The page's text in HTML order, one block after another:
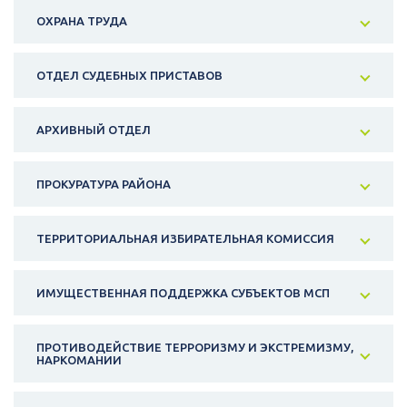
ОХРАНА ТРУДА
ОТДЕЛ СУДЕБНЫХ ПРИСТАВОВ
АРХИВНЫЙ ОТДЕЛ
ПРОКУРАТУРА РАЙОНА
ТЕРРИТОРИАЛЬНАЯ ИЗБИРАТЕЛЬНАЯ КОМИССИЯ
ИМУЩЕСТВЕННАЯ ПОДДЕРЖКА СУБЪЕКТОВ МСП
ПРОТИВОДЕЙСТВИЕ ТЕРРОРИЗМУ И ЭКСТРЕМИЗМУ,
НАРКОМАНИИ